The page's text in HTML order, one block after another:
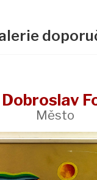
Dobroslav
Město